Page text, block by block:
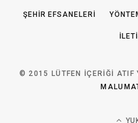
ŞEHIR EFSANELERI
© 2015 LÜTFEN IÇERIĞI ATIF